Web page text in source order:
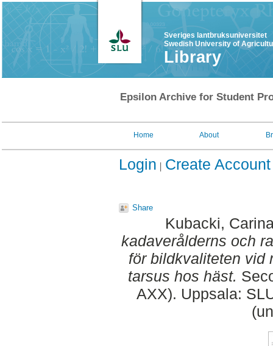
Sveriges lantbruksuniversitet
Swedish University of
Library
Epsilon Archive for Student
Home About
Login Create Account
Share
Kubacki,
kadaverålderns och
för bildkvaliteten vid
tarsus hos häst.
AXX). Uppsala: